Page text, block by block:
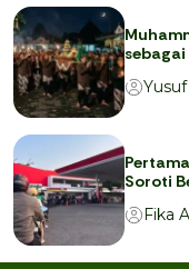
sebagai
Soroti
Fika